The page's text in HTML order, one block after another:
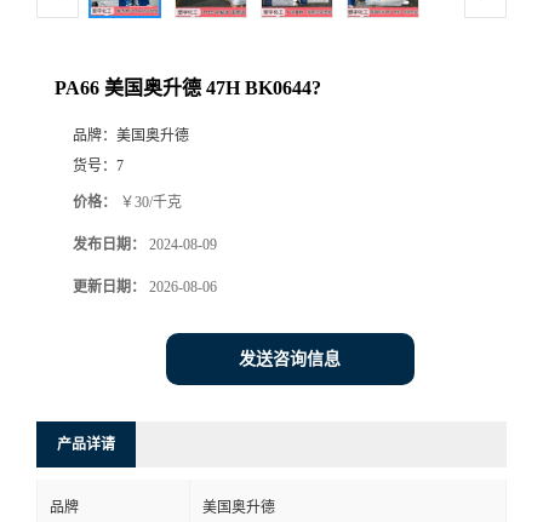
PA66 美国奥升德 47H BK0644?
品牌： 美国奥升德
货号： 7
价格： ￥30/千克
发布日期： 2024-08-09
更新日期： 2026-08-06
发送咨询信息
产品详请
品牌 美国奥升德